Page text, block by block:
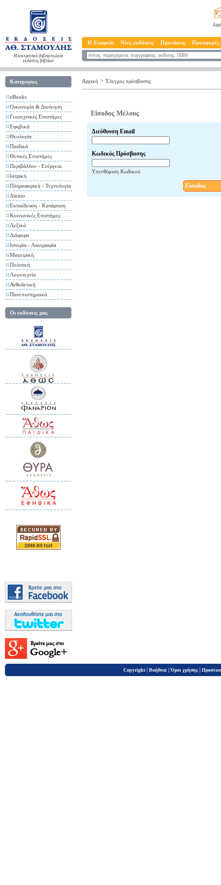
Ηλεκτρονικό βιβλιοπωλείο
εκδόσεις βιβλίων
Η Εταιρεία Νέες εκδόσεις Προτάσεις Προσφορές
Κατηγορίες
eBooks
Οικονομία & Διοίκηση
Γεωτεχνικές Επιστήμες
Εφηβικά
Θεολογία
Παιδικά
Θετικές Επιστήμες
Περιβάλλον - Ενέργεια
Ιατρική
Πληροφορική - Τεχνολογία
Δίκαιο
Εκπαίδευση - Κατάρτιση
Κοινωνικές Επιστήμες
Λεξικά
Διάφορα
Ιστορία - Λαογραφία
Μαγειρική
Πολιτική
Λογοτεχνία
Ανθοδετική
Πανεπιστημιακά
Οι εκδόσεις μας
Αρχική > Έλεγχος πρόσβασης
Είσοδος Μέλους
Διεύθυνση Email
Κωδικός Πρόσβασης
Υπενθύμιση Κωδικού
Είσοδος
Copyright | Βοήθεια |Όροι χρήσης |